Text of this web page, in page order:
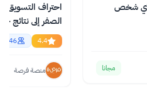
شخص
مجانا
احتراف التسويق
الصفر إلى نتائج
اونلاين
4.4
2846
منصة فرصة